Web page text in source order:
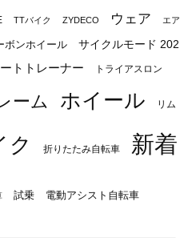
TTバイク ZYDECO ウェア エア
ボンホイール
サイクルモード 202
トトレーナー トライアスロン
ーム ホイール リム
ク 折りたたみ自転車
新着
試乗 電動アシスト自転車